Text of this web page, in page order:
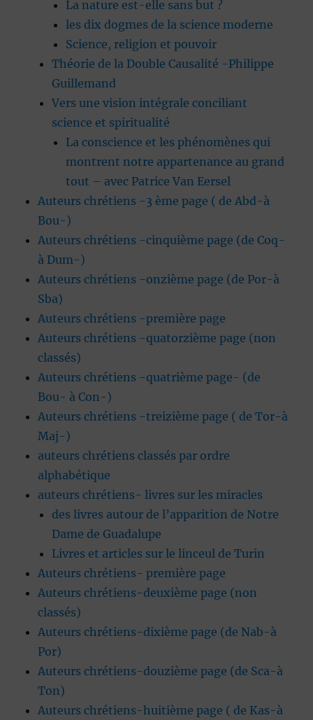
La nature est-elle sans but ?
les dix dogmes de la science moderne
Science, religion et pouvoir
Théorie de la Double Causalité -Philippe
Guillemand
Vers une vision intégrale conciliant
science et spiritualité
La conscience et les phénomènes qui
montrent notre appartenance au grand
tout – avec Patrice Van Eersel
Auteurs chrétiens -3 ème page ( de Abd-à
Bou-)
Auteurs chrétiens -cinquième page (de Coq-
à Dum-)
Auteurs chrétiens -onzième page (de Por-à
Sba)
Auteurs chrétiens -première page
Auteurs chrétiens -quatorzième page (non
classés)
Auteurs chrétiens -quatrième page- (de
Bou- à Con-)
Auteurs chrétiens -treizième page ( de Tor-à
Maj-)
auteurs chrétiens classés par ordre
alphabétique
auteurs chrétiens- livres sur les miracles
des livres autour de l’apparition de Notre
Dame de Guadalupe
Livres et articles sur le linceul de Turin
Auteurs chrétiens- première page
Auteurs chrétiens-deuxième page (non
classés)
Auteurs chrétiens-dixième page (de Nab-à
Por)
Auteurs chrétiens-douzième page (de Sca-à
Ton)
Auteurs chrétiens-huitième page ( de Kas-à